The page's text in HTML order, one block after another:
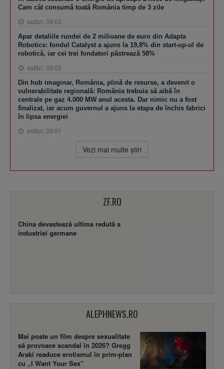
Cam cât consumă toată România timp de 3 zile
astăzi, 09:03
Apar detaliile rundei de 2 milioane de euro din Adapta
Robotics: fondul Catalyst a ajuns la 19,8% din start-up-ul de
robotică, iar cei trei fondatori păstrează 58%
astăzi, 09:02
Din hub imaginar, România, plină de resurse, a devenit o
vulnerabilitate regională: România trebuia să aibă în
centrale pe gaz 4.000 MW anul acesta. Dar nimic nu a fost
finalizat, iar acum guvernul a ajuns la etapa de închis fabrici
în lipsa energiei
astăzi, 09:01
Vezi mai multe ştiri
ZF.RO
China devastează ultima redută a
industriei germane
ALEPHNEWS.RO
Mai poate un film despre sexualitate
să provoace scandal în 2026? Gregg
Araki readuce erotismul în prim-plan
cu „I Want Your Sex”